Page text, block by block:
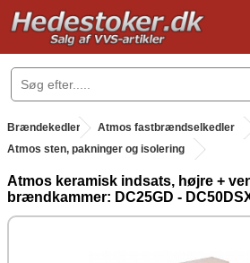
.
Brændekedler . Atmos fastbrændselkedler
Atmos sten, pakninger og isolering
Atmos keramisk indsats, højre +
brændkammer: DC25GD -